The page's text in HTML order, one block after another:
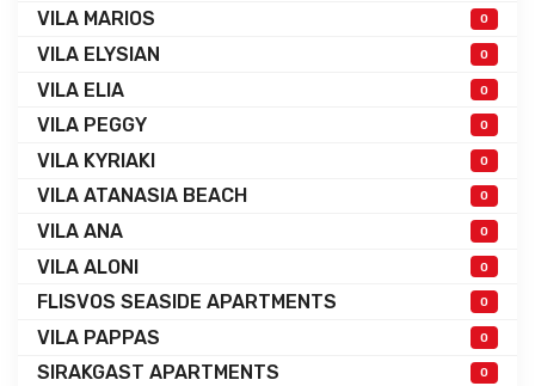
VILA MARIOS 0
VILA ELYSIAN 0
VILA ELIA 0
VILA PEGGY 0
VILA KYRIAKI 0
VILA ATANASIA BEACH 0
VILA ANA 0
VILA ALONI 0
FLISVOS SEASIDE APARTMENTS 0
VILA PAPPAS 0
SIRAKGAST APARTMENTS 0